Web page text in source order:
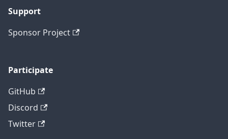
Support
Sponsor Project
Participate
GitHub
Discord
Twitter